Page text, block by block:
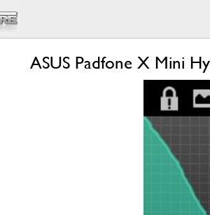
ASUS Padfone X Mini